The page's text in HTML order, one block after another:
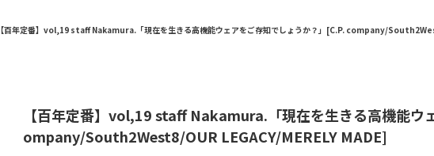
【百年定番】vol,19 staff Nakamura.「現在を生きる高機能ウェアをご存知でしょうか？」[C.P. company/
【百年定番】vol,19 staff Nakamura.「現在を生きる高機能ウ
ompany/South2West8/OUR LEGACY/MERELY MADE]